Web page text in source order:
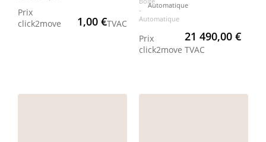
Prix
click2move
1,00 €TVAC
Automatique
Prix
click2move
21 490,00 €
TVAC